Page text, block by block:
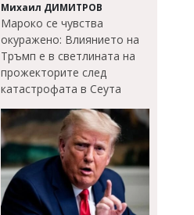
Михаил ДИМИТРОВ
Мароко се чувства
окуражено: Влиянието на
Тръмп е в светлината на
прожекторите след
катастрофата в Сеута